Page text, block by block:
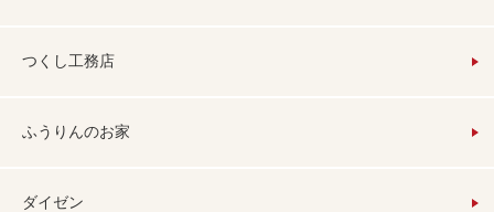
つくし工務店
ふうりんのお家
ダイゼン